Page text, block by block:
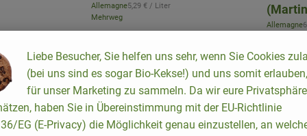
, Herkunft:
Allemagne, Referenzpreis:
5,29 € / Liter
Mehrweg
, Herkunft:
Allemagne,
, Verband:
, Kontrollstelle:
DE-ÖKO-037
hinzufügen
, Verband:
Produkt zu Favouriten hinzufügen
Liebe Besucher, Sie helfen uns sehr, wenn Sie Cookies
(bei uns sind es sogar Bio-Kekse!) und uns somit
für unser Marketing zu sammeln. Da wir eure
haben Sie in Übereinstimmung mit der EU-Richtlinie
EG (E-Privacy) die Möglichkeit genau einzustellen, an